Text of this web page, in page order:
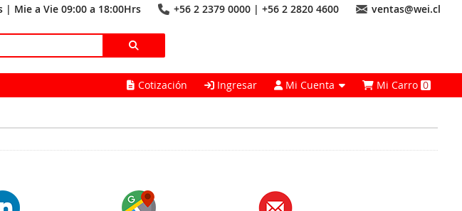
| Mie a Vie 09:00 a 18:00Hrs +56 2 2379 0000 | +56 2 2820 4600 ventas@wei.cl
Cotización Ingresar Mi Cuenta Mi Carro0